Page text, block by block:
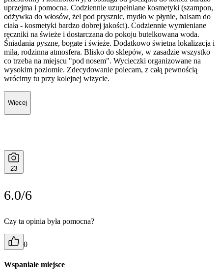
uprzejma i pomocna. Codziennie uzupełniane kosmetyki (szampon,
odżywka do włosów, żel pod prysznic, mydło w płynie, balsam do
ciała - kosmetyki bardzo dobrej jakości). Codziennie wymieniane
ręczniki na świeże i dostarczana do pokoju butelkowana woda.
Śniadania pyszne, bogate i świeże. Dodatkowo świetna lokalizacja i
miła, rodzinna atmosfera. Blisko do sklepów, w zasadzie wszystko
co trzeba na miejscu "pod nosem". Wycieczki organizowane na
wysokim poziomie. Zdecydowanie polecam, z całą pewnością
wrócimy tu przy kolejnej wizycie.
Więcej
23
6.0/6
Czy ta opinia była pomocna?
0
Wspaniałe miejsce